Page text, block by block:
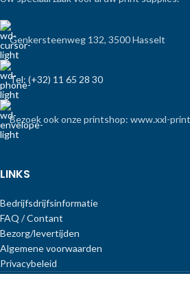
Genkersteenweg 132, 3500 Hasselt
Tel: (+32) 11 65 28 30
Bezoek ook onze printshop: www.xxl-
LINKS
Bedrijfsdrijfsinformatie
FAQ / Contant
Bezorg/levertijden
Algemene voorwaarden
Privacybeleid